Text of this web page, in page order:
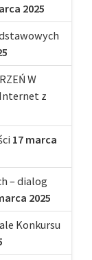
2025
W
z
17 marca
– dialog
2025
Konkursu